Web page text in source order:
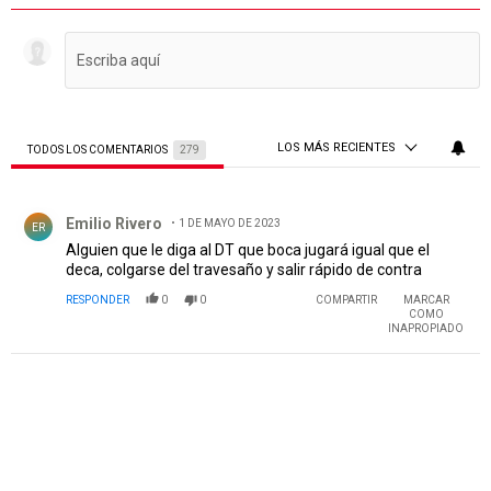
TODOS LOS COMENTARIOS 279 LOS MÁS RECIENTES
ER Emilio Rivero 1 DE MAYO DE 2023
Alguien que le diga al DT que boca jugará igual que el
deca, colgarse del travesaño y salir rápido de contra
RESPONDER 0 0 COMPARTIR
MARCAR
COMO
INAPROPIADO